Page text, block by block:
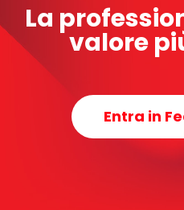
La
valore
Entra in